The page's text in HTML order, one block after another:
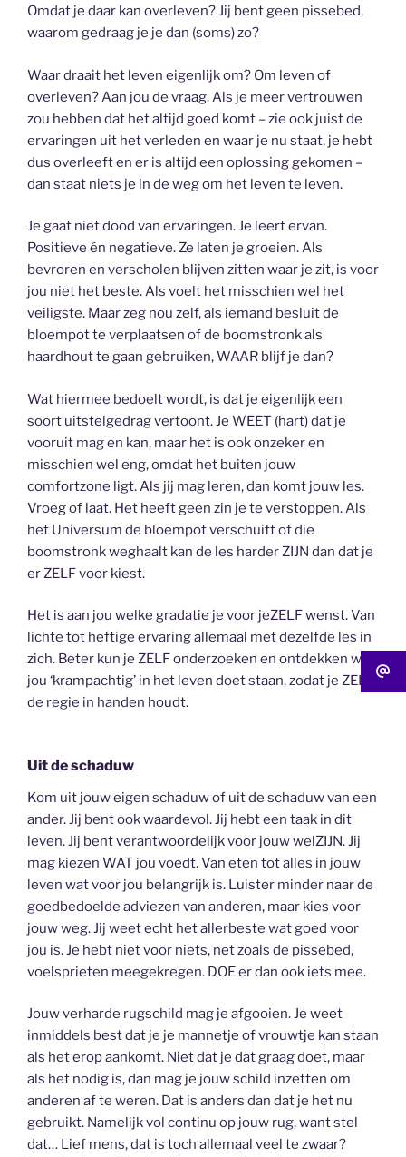
Omdat je daar kan overleven? Jij bent geen pissebed,
waarom gedraag je je dan (soms) zo?
Waar draait het leven eigenlijk om? Om leven of
overleven? Aan jou de vraag. Als je meer vertrouwen
zou hebben dat het altijd goed komt – zie ook juist de
ervaringen uit het verleden en waar je nu staat, je hebt
dus overleeft en er is altijd een oplossing gekomen –
dan staat niets je in de weg om het leven te leven.
Je gaat niet dood van ervaringen. Je leert ervan.
Positieve én negatieve. Ze laten je groeien. Als
bevroren en verscholen blijven zitten waar je zit, is voor
jou niet het beste. Als voelt het misschien wel het
veiligste. Maar zeg nou zelf, als iemand besluit de
bloempot te verplaatsen of de boomstronk als
haardhout te gaan gebruiken, WAAR blijf je dan?
Wat hiermee bedoelt wordt, is dat je eigenlijk een
soort uitstelgedrag vertoont. Je WEET (hart) dat je
vooruit mag en kan, maar het is ook onzeker en
misschien wel eng, omdat het buiten jouw
comfortzone ligt. Als jij mag leren, dan komt jouw les.
Vroeg of laat. Het heeft geen zin je te verstoppen. Als
het Universum de bloempot verschuift of die
boomstronk weghaalt kan de les harder ZIJN dan dat je
er ZELF voor kiest.
Het is aan jou welke gradatie je voor jeZELF wenst. Van
lichte tot heftige ervaring allemaal met dezelfde les in
zich. Beter kun je ZELF onderzoeken en ontdekken wat
jou ‘krampachtig’ in het leven doet staan, zodat je ZELF
de regie in handen houdt.
Uit de schaduw
Kom uit jouw eigen schaduw of uit de schaduw van een
ander. Jij bent ook waardevol. Jij hebt een taak in dit
leven. Jij bent verantwoordelijk voor jouw welZIJN. Jij
mag kiezen WAT jou voedt. Van eten tot alles in jouw
leven wat voor jou belangrijk is. Luister minder naar de
goedbedoelde adviezen van anderen, maar kies voor
jouw weg. Jij weet echt het allerbeste wat goed voor
jou is. Je hebt niet voor niets, net zoals de pissebed,
voelsprieten meegekregen. DOE er dan ook iets mee.
Jouw verharde rugschild mag je afgooien. Je weet
inmiddels best dat je je mannetje of vrouwtje kan staan
als het erop aankomt. Niet dat je dat graag doet, maar
als het nodig is, dan mag je jouw schild inzetten om
anderen af te weren. Dat is anders dan dat je het nu
gebruikt. Namelijk vol continu op jouw rug, want stel
dat… Lief mens, dat is toch allemaal veel te zwaar?